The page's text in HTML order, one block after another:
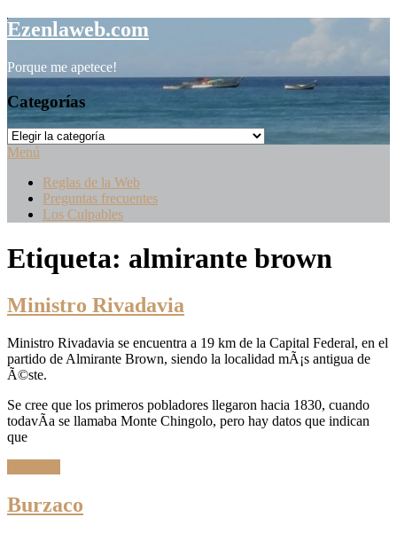
Saltar
al
Ezenlaweb.com
Porque me apetece!
Categorías
Categorías
Menú
Reglas de la Web
Preguntas frecuentes
Los Culpables
Etiqueta: almirante brown
Ministro Rivadavia
Ministro Rivadavia se encuentra a 19 km de la Capital Federal, en el
partido de Almirante Brown, siendo la localidad mÃ¡s antigua de
Ã©ste.
Se cree que los primeros pobladores llegaron hacia 1830, cuando
todavÃ­a se llamaba Monte Chingolo, pero hay datos que indican
que
Burzaco